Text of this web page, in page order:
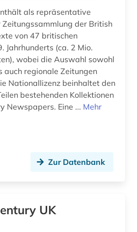
benediktinerabtei (1)
beneluxländer (1)
als repräsentative
der British
von 47 britischen
Jahrhunderts (ca. 2 Mio.
wobei die Auswahl sowohl
auch regionale Zeitungen
Nationallizenz beinhaltet den
bestehenden Kollektionen
Newspapers. Eine ... Mehr
Zur Datenbank
UK